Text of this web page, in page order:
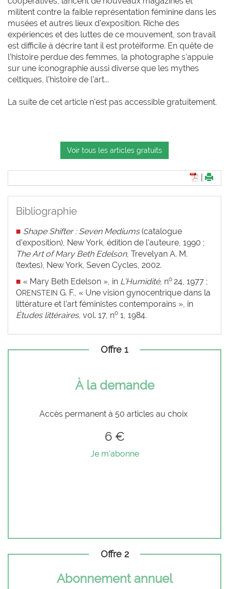
militent contre la faible représentation féminine dans les
musées et autres lieux d’exposition. Riche des
expériences et des luttes de ce mouvement, son travail
est difficile à décrire tant il est protéiforme. En quête de
l’histoire perdue des femmes, la photographe s’appuie
sur une iconographie aussi diverse que les mythes
celtiques, l’histoire de l’art...
La suite de cet article n'est pas accessible gratuitement.
Voir tous les articles gratuits
Bibliographie
■ Shape Shifter : Seven Mediums(catalogue
d’exposition), New York, édition de l’auteure, 1990 ;
The Art of Mary Beth Edelson, Trevelyan A. M.
(textes), New York, Seven Cycles, 2002.
■ « Mary Beth Edelson », in L’Humidité, no 24, 1977 ;
ORENSTEIN G. F., « Une vision gynocentrique dans la
littérature et l’art féministes contemporains », in
Études littéraires, vol. 17, no 1, 1984.
Offre 1
À la demande
Accès permanent à 50 articles au choix
6 €
Je m'abonne
Offre 2
Abonnement annuel